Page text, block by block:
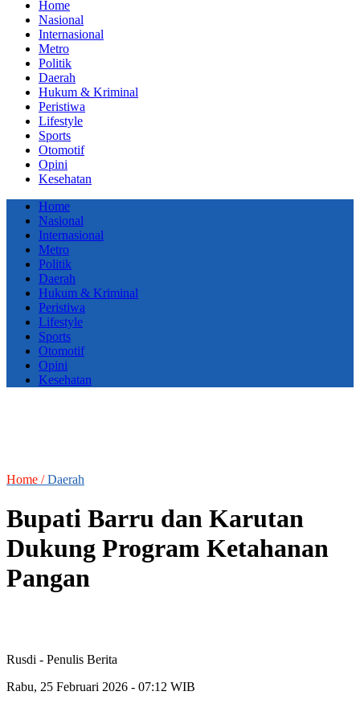
Home
Nasional
Internasional
Metro
Politik
Daerah
Hukum & Kriminal
Peristiwa
Lifestyle
Sports
Otomotif
Opini
Kesehatan
Home
Nasional
Internasional
Metro
Politik
Daerah
Hukum & Kriminal
Peristiwa
Lifestyle
Sports
Otomotif
Opini
Kesehatan
Home /Daerah
Bupati Barru dan Karutan
Dukung Program Ketahanan
Pangan
Rusdi - Penulis Berita
Rabu, 25 Februari 2026 - 07:12 WIB